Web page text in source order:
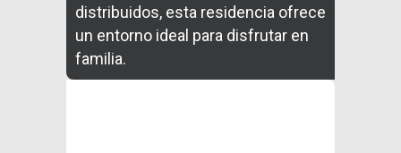
distribuidos, esta residencia ofrece
un entorno ideal para disfrutar en
familia.